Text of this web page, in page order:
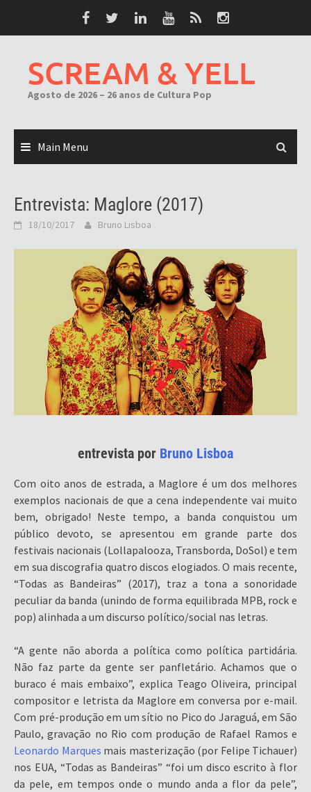
SCREAM & YELL
Agosto de 2026 – 26 anos de Cultura Pop
Main Menu
Entrevista: Maglore (2017)
18/10/2017 Bruno Lisboa
entrevista por Bruno Lisboa
Com oito anos de estrada, a Maglore é um dos melhores
exemplos nacionais de que a cena independente vai muito
bem, obrigado! Neste tempo, a banda conquistou um
público devoto, se apresentou em grande parte dos
festivais nacionais (Lollapalooza, Transborda, DoSol) e tem
em sua discografia quatro discos elogiados. O mais recente,
“Todas as Bandeiras” (2017), traz a tona a sonoridade
peculiar da banda (unindo de forma equilibrada MPB, rock e
pop) alinhada a um discurso político/social nas letras.
“A gente não aborda a política como política partidária.
Não faz parte da gente ser panfletário. Achamos que o
buraco é mais embaixo”, explica Teago Oliveira, principal
compositor e letrista da Maglore em conversa por e-mail.
Com pré-produção em um sítio no Pico do Jaraguá, em São
Paulo, gravação no Rio com produção de Rafael Ramos e
Leonardo Marques mais masterização (por Felipe Tichauer)
nos EUA, “Todas as Bandeiras” “foi um disco escrito à flor
da pele, em tempos onde o mundo anda a flor da pele”,